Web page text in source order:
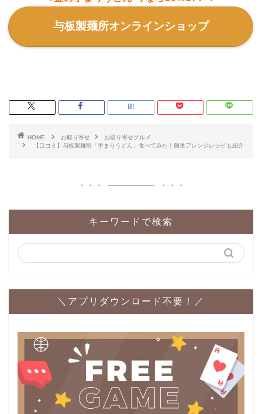
与板製麺所オンラインショップ
HOME お取り寄せ
お取り寄せグルメ
【口コミ】与板製麺所「手まりうどん」食べてみた！簡単アレンジレシピも紹介
キーワードで検索
＼アプリダウンロード不要！／